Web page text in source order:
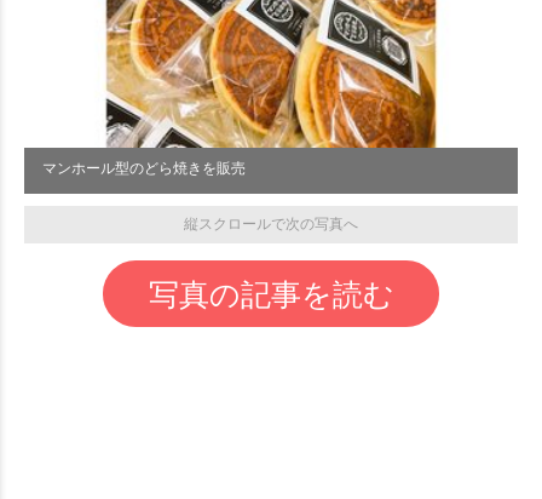
マンホール型のどら焼きを販売
縦スクロールで次の写真へ
写真の記事を読む